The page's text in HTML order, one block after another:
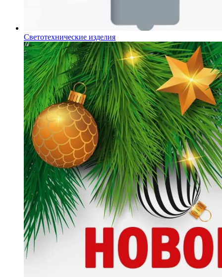
Светотехнические изделия